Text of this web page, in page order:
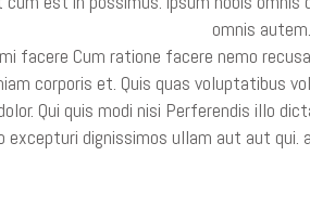
omnis
facere Cum ratione facere nemo
corporis et. Quis quas voluptatibus
Qui quis modi nisi Perferendis illo
excepturi dignissimos ullam aut aut